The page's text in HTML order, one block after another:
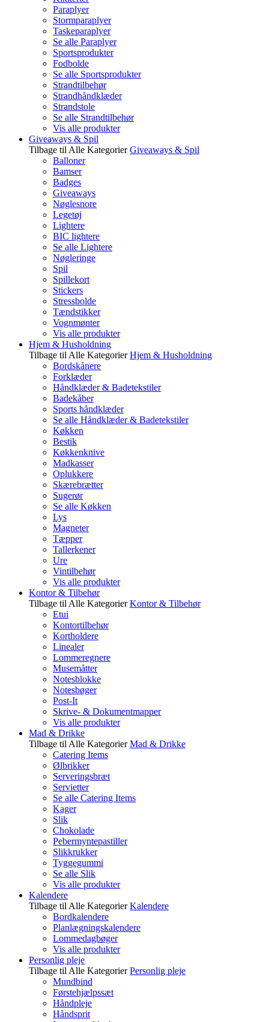
Paraplyer
Stormparaplyer
Taskeparaplyer
Se alle Paraplyer
Sportsprodukter
Fodbolde
Se alle Sportsprodukter
Strandtilbehør
Strandhåndklæder
Strandstole
Se alle Strandtilbehør
Vis alle produkter
Giveaways & Spil
Tilbage til Alle Kategorier Giveaways & Spil
Balloner
Bamser
Badges
Giveaways
Nøglesnore
Legetøj
Lightere
BIC lightere
Se alle Lightere
Nøgleringe
Spil
Spillekort
Stickers
Stressbolde
Tændstikker
Vognmønter
Vis alle produkter
Hjem & Husholdning
Tilbage til Alle Kategorier Hjem & Husholdning
Bordskånere
Forklæder
Håndklæder & Badetekstiler
Badekåber
Sports håndklæder
Se alle Håndklæder & Badetekstiler
Køkken
Bestik
Køkkenknive
Madkasser
Oplukkere
Skærebrætter
Sugerør
Se alle Køkken
Lys
Magneter
Tæpper
Tallerkener
Ure
Vintilbehør
Vis alle produkter
Kontor & Tilbehør
Tilbage til Alle Kategorier Kontor & Tilbehør
Etui
Kontortilbehør
Kortholdere
Linealer
Lommeregnere
Musemåtter
Notesblokke
Notesbøger
Post-It
Skrive- & Dokumentmapper
Vis alle produkter
Mad & Drikke
Tilbage til Alle Kategorier Mad & Drikke
Catering Items
Ølbrikker
Serveringsbræt
Servietter
Se alle Catering Items
Kager
Slik
Chokolade
Pebermyntepastiller
Slikkrukker
Tyggegummi
Se alle Slik
Vis alle produkter
Kalendere
Tilbage til Alle Kategorier Kalendere
Bordkalendere
Planlægningskalendere
Lommedagbøger
Vis alle produkter
Personlig pleje
Tilbage til Alle Kategorier Personlig pleje
Mundbind
Førstehjælpssæt
Håndpleje
Håndsprit